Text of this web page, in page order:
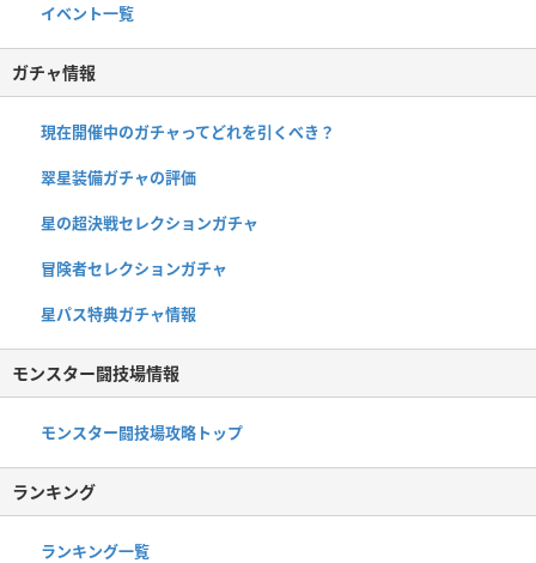
イベント一覧
ガチャ情報
現在開催中のガチャってどれを引くべき？
翠星装備ガチャの評価
星の超決戦セレクションガチャ
冒険者セレクションガチャ
星パス特典ガチャ情報
モンスター闘技場情報
モンスター闘技場攻略トップ
ランキング
ランキング一覧